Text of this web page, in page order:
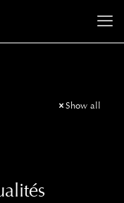
Show all